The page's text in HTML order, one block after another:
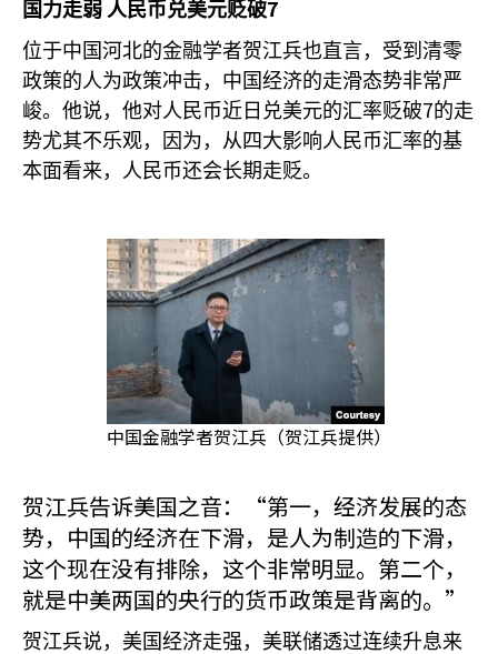
国力走弱 人民币兑美元贬破7
位于中国河北的金融学者贺江兵也直言，受到清零
政策的人为政策冲击，中国经济的走滑态势非常严
峻。他说，他对人民币近日兑美元的汇率贬破7的走
势尤其不乐观，因为，从四大影响人民币汇率的基
本面看来，人民币还会长期走贬。
中国金融学者贺江兵（贺江兵提供）
贺江兵告诉美国之音：“第一，经济发展的态
势，中国的经济在下滑，是人为制造的下滑，
这个现在没有排除，这个非常明显。第二个，
就是中美两国的央行的货币政策是背离的。”
贺江兵说，美国经济走强，美联储透过连续升息来